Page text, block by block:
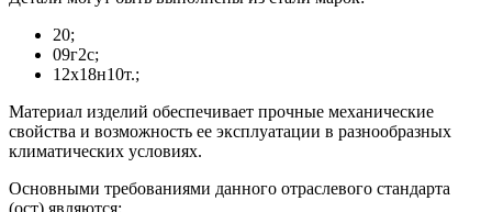
20;
09г2с;
12х18н10т.;
Материал изделий обеспечивает прочные механические
свойства и возможность ее эксплуатации в разнообразных
климатических условиях.
Основными требованиями данного отраслевого стандарта
(ост) являются: